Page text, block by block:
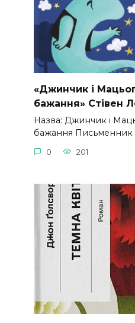
«Джинчик і
бажання» Стівен
Назва: Джинчик і
бажання Письменник
0 201